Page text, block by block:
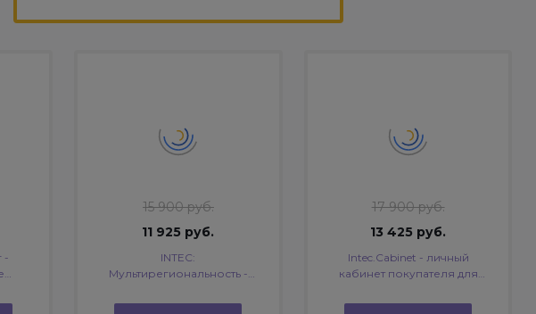
оптимизации: seo
-
15 900 руб.
11 925 руб.
INTEC:
Мультирегиональность -
сайта с продвижением в
17 900 руб.
13 425 руб.
Intec.Cabinet - личный
кабинет покупателя для
B2C)